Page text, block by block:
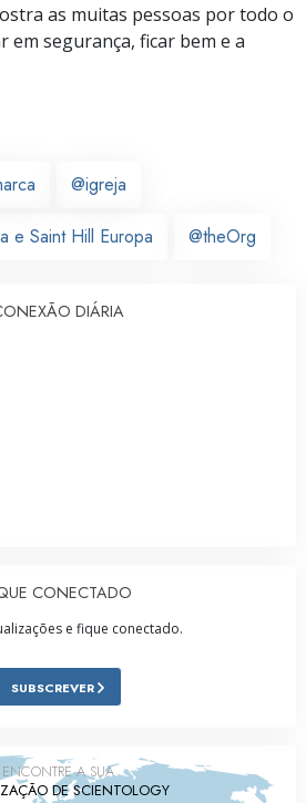
as muitas pessoas por todo o
em segurança, ficar bem e a
@igreja
e Saint Hill Europa @theOrg
DIÁRIA
CONECTADO
e fique conectado.
SUBSCREVER
ENCONTRE A SUA
DE SCIENTOLOGY